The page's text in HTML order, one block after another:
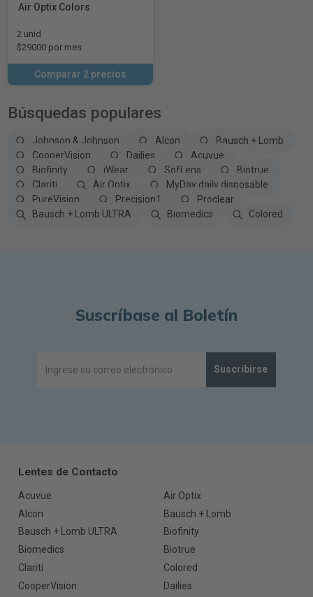
Air Optix Colors
2 unid
$29000 por mes
Comparar 2 precios
Búsquedas populares
Johnson & Johnson Alcon
Bausch + Lomb
CooperVision
Dailies
Acuvue
Biofinity
iWear SofLens
Biotrue
Clariti
Air Optix
MyDay daily disposable
PureVision
Precision1
Proclear
Bausch + Lomb ULTRA
Biomedics Colored
Suscríbase al Boletín
Suscribirse
Lentes de Contacto
Acuvue
Air Optix
Alcon
Bausch + Lomb
Bausch + Lomb ULTRA
Biofinity
Biomedics
Biotrue
Clariti
Colored
CooperVision
Dailies